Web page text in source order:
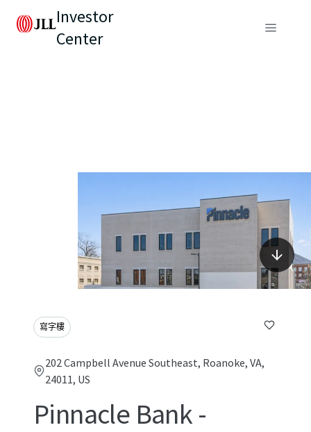
Investor
Center
寫字樓
202 Campbell Avenue Southeast, Roanoke, VA,
24011, US
Pinnacle Bank -